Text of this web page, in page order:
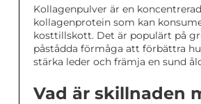
Kollagenpulver är en
kollagenprotein som kan
kosttillskott. Det är populärt på
påstådda förmåga att förbättra
stärka leder och främja en sund
Vad är skillnaden